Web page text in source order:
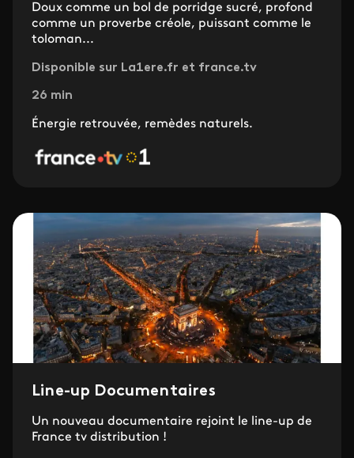
Doux comme un bol de porridge sucré, profond
comme un proverbe créole, puissant comme le
toloman...
Disponible sur La1ere.fr et france.tv
26 min
Énergie retrouvée, remèdes naturels.
Line-up Documentaires
Un nouveau documentaire rejoint le line-up de
France tv distribution !